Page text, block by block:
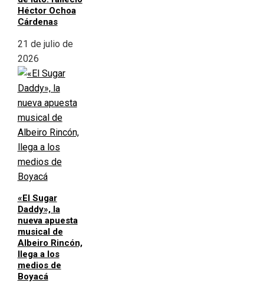
Héctor Ochoa
Cárdenas
21 de julio de
2026
«El Sugar
Daddy», la
nueva apuesta
musical de
Albeiro Rincón,
llega a los
medios de
Boyacá